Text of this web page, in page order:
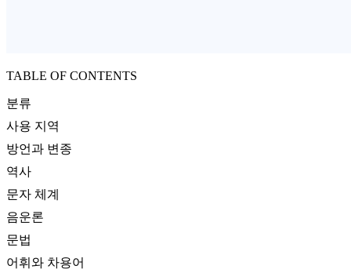
TABLE OF CONTENTS
분류
사용 지역
방언과 변종
역사
문자 체계
음운론
문법
어휘와 차용어